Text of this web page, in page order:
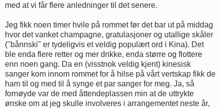
med at vi får flere anledninger til det senere.
Jeg fikk noen timer hvile på rommet før det bar ut på middag
hvor det vanket champagne, gratulasjoner og utallige skåler
("bånnski" er tydeligvis et veldig populært ord i Kina). Det
ble enda flere retter og mer drikke, enda større og flottere
enn noen gang. Da en (visstnok veldig kjent) kinesisk
sanger kom innom rommet for å hilse på vårt vertskap fikk de
ham til og med til å synge et par sanger for meg. Ja, så
fornøyde var de med åttendeplassen min at de uttrykte
ønske om at jeg skulle involveres i arrangementet neste år,